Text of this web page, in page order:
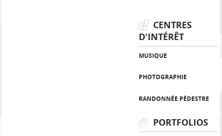
CENTRES
D'INTÉRÊT
MUSIQUE
PHOTOGRAPHIE
RANDONNÉE PÉDESTRE
PORTFOLIOS